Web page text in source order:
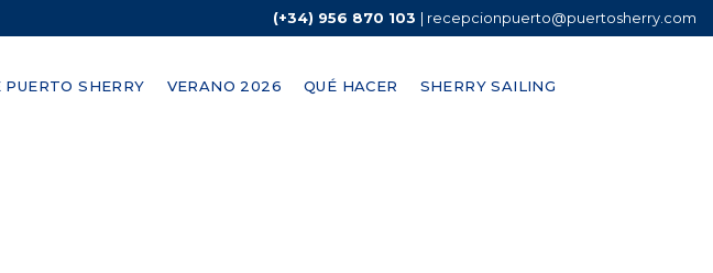
(+34) 956 870 103 | recepcionpuerto@puertosherry.com
SHERRY VERANO 2026 QUÉ HACER SHERRY SAILING